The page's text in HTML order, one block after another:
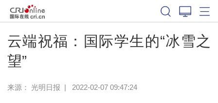
云端祝福：国际学生的“冰雪之
望”
来源： 光明日报 | 2022-02-07 09:47:24